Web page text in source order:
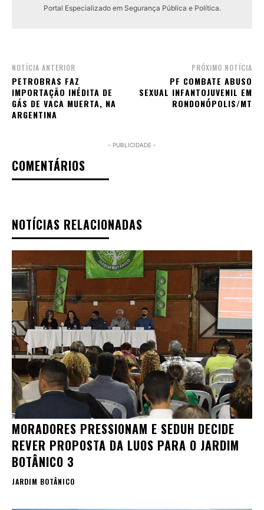
Portal Especializado em Segurança Pública e Política.
NOTÍCIA ANTERIOR
PETROBRAS FAZ
IMPORTAÇÃO INÉDITA DE
GÁS DE VACA MUERTA, NA
ARGENTINA
PRÓXIMO NOTÍCIA
PF COMBATE ABUSO
SEXUAL INFANTOJUVENIL EM
RONDONÓPOLIS/MT
- PUBLICIDADE -
COMENTÁRIOS
NOTÍCIAS RELACIONADAS
MORADORES PRESSIONAM E SEDUH DECIDE
REVER PROPOSTA DA LUOS PARA O JARDIM
BOTÂNICO 3
JARDIM BOTÂNICO